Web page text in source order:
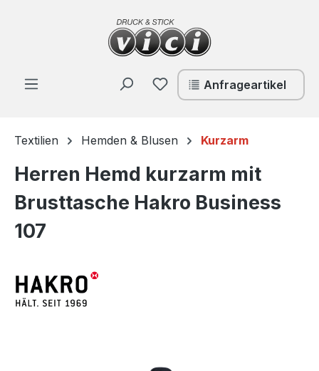
Zum Hauptinhalt springen
Du hast 0 Produkte auf
Anfrageartikel
Textilien Hemden & Blusen Kurzarm
Herren Hemd kurzarm mit
Brusttasche Hakro Business
107